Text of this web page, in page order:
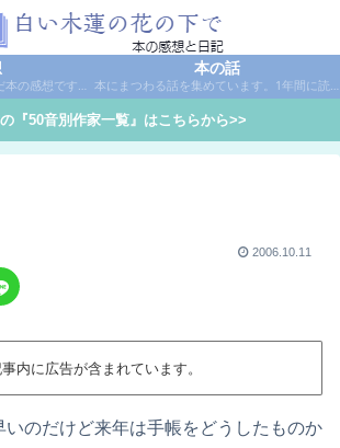
読んだ本の感想です。読んだ本の感想です。本は作家名で50音別に分類しています。
本の話
本にまつわる話を集めています。1年間に読んだ本の総括や、本に関する話題など。
『50音別作家一覧』はこちらから>>
2006.10.11
内に広告が含まれています。
いのだけど来年は手帳をどうしたものか